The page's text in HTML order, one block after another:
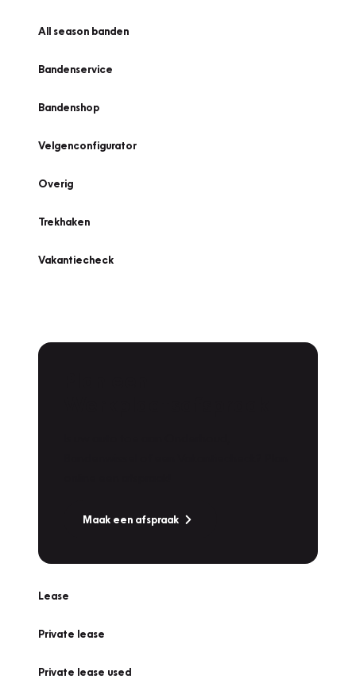
All season banden
Bandenservice
Bandenshop
Velgenconfigurator
Overig
Trekhaken
Vakantiecheck
Maak een afspraak
Lease
Private lease
Private lease used